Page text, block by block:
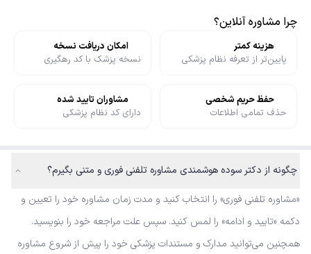
چرا مشاوره آنلاین؟
هزینه کمتر
پایین‌تر از تعرفه نظام پزشکی
امکان دریافت نسخه
نسخه پزشک با کد رهگیری
حفظ حریم شخصی
حذف تمامی اطلاعات
مشاوران تایید شده
دارای کد نظام پزشکی
چگونه از دکتر سوده هوشمندی مشاوره تلفنی فوری و متنی بگیرم؟
«مشاوره تلفنی فوری» را انتخاب کنید و مدت زمان مشاوره خود را تعیین و
دکمه «تایید و ادامه» را لمس کنید. سپس علت مراجعه خود را بنویسید.
همچنین می‌توانید مدارک و مستندات پزشکی خود را پیش از شروع مشاوره